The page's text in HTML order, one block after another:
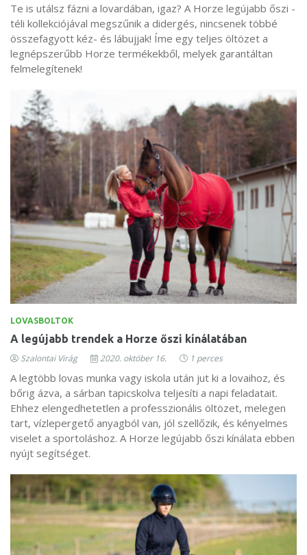
Te is utálsz fázni a lovardában, igaz? A Horze legújabb őszi -
téli kollekciójával megszűnik a didergés, nincsenek többé
összefagyott kéz- és lábujjak! Íme egy teljes öltözet a
legnépszerűbb Horze termékekből, melyek garantáltan
felmelegítenek!
LOVASBOLTOK
A legújabb trendek a Horze őszi kínálatában
Szalontai Virág 2020. október 16. 1 perces
A legtöbb lovas munka vagy iskola után jut ki a lovaihoz, és
bőrig ázva, a sárban tapicskolva teljesíti a napi feladatait.
Ehhez elengedhetetlen a professzionális öltözet, melegen
tart, vízlepergető anyagból van, jól szellőzik, és kényelmes
viselet a sportoláshoz. A Horze legújabb őszi kínálata ebben
nyújt segítséget.